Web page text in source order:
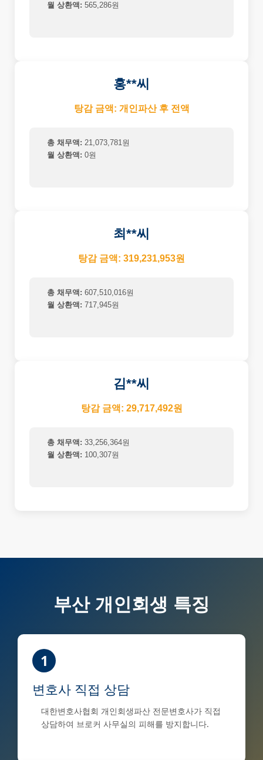
월 상환액: 565,286원
홍**씨
탕감 금액: 개인파산 후 전액
총 채무액: 21,073,781원
월 상환액: 0원
최**씨
탕감 금액: 319,231,953원
총 채무액: 607,510,016원
월 상환액: 717,945원
김**씨
탕감 금액: 29,717,492원
총 채무액: 33,256,364원
월 상환액: 100,307원
부산 개인회생 특징
1
변호사 직접 상담
대한변호사협회 개인회생파산 전문변호사가 직접
상담하여 브로커 사무실의 피해를 방지합니다.